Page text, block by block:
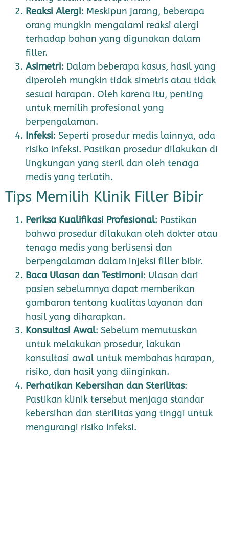
Reaksi Alergi: Meskipun jarang, beberapa
orang mungkin mengalami reaksi alergi
terhadap bahan yang digunakan dalam
filler.
Asimetri: Dalam beberapa kasus, hasil yang
diperoleh mungkin tidak simetris atau tidak
sesuai harapan. Oleh karena itu, penting
untuk memilih profesional yang
berpengalaman.
Infeksi: Seperti prosedur medis lainnya, ada
risiko infeksi. Pastikan prosedur dilakukan di
lingkungan yang steril dan oleh tenaga
medis yang terlatih.
Tips Memilih Klinik Filler Bibir
Periksa Kualifikasi Profesional: Pastikan
bahwa prosedur dilakukan oleh dokter atau
tenaga medis yang berlisensi dan
berpengalaman dalam injeksi filler bibir.
Baca Ulasan dan Testimoni: Ulasan dari
pasien sebelumnya dapat memberikan
gambaran tentang kualitas layanan dan
hasil yang diharapkan.
Konsultasi Awal: Sebelum memutuskan
untuk melakukan prosedur, lakukan
konsultasi awal untuk membahas harapan,
risiko, dan hasil yang diinginkan.
Perhatikan Kebersihan dan Sterilitas:
Pastikan klinik tersebut menjaga standar
kebersihan dan sterilitas yang tinggi untuk
mengurangi risiko infeksi.